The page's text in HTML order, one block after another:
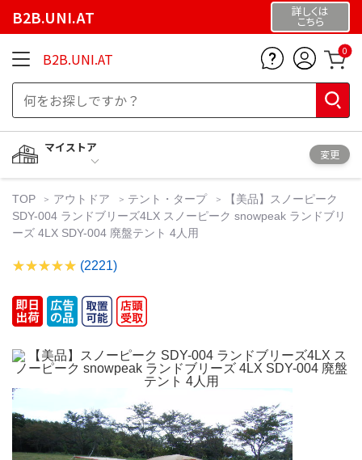
B2B.UNI.AT 詳しくは
こちら
B2B.UNI.AT 0
マイストア
変更
TOP アウトドア テント・タープ
【美品】スノーピーク
SDY-004 ランドブリーズ4LX スノーピーク snowpeak ランドブリ
ーズ 4LX SDY-004 廃盤テント 4人用
(2221)